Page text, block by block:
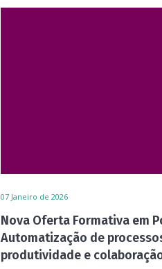
07 Janeiro de 2026
Nova Oferta Formativa em
Automatização de
produtividade e